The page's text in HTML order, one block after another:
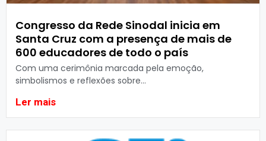
Congresso da Rede Sinodal inicia em
Santa Cruz com a presença de mais de
600 educadores de todo o país
Com uma cerimônia marcada pela emoção,
simbolismos e reflexões sobre...
Ler mais